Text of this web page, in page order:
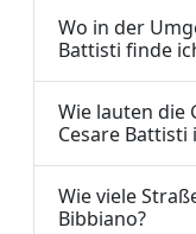
Wo in der
Battisti finde
Wie lauten die
Cesare Battisti
Wie viele
Bibbiano?